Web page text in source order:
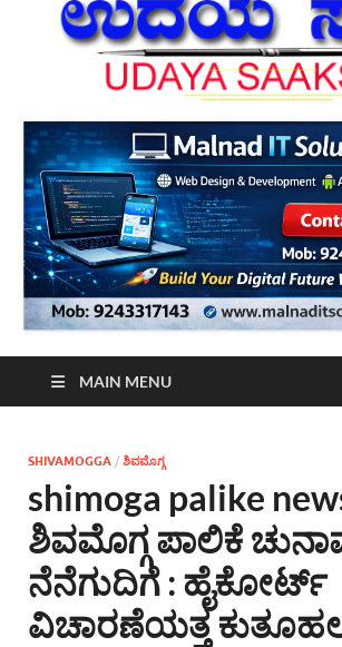
MAIN MENU
SHIVAMOGGA / ಶಿವಮೊಗ್ಗ
shimoga palike
ಶಿವಮೊಗ್ಗ ಪಾಲಿಕೆ
ನೆನೆಗುದಿಗೆ : ಹೈಕೋರ್ಟ್
ವಿಚಾರಣೆಯತ್ತ